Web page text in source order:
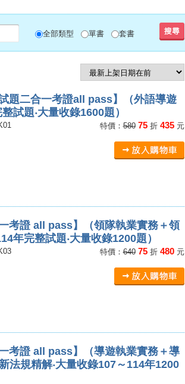
全部類型 單書 套書
題二合一考證all pass】（外語導遊
試題‧大量收錄1600題）
特價：58075折 435元
考證 all pass】（領隊執業實務＋領
年完整試題‧大量收錄1200題）
特價：64075折 480元
考證 all pass】（導遊執業實務＋導
法規精解‧大量收錄107～114年1200